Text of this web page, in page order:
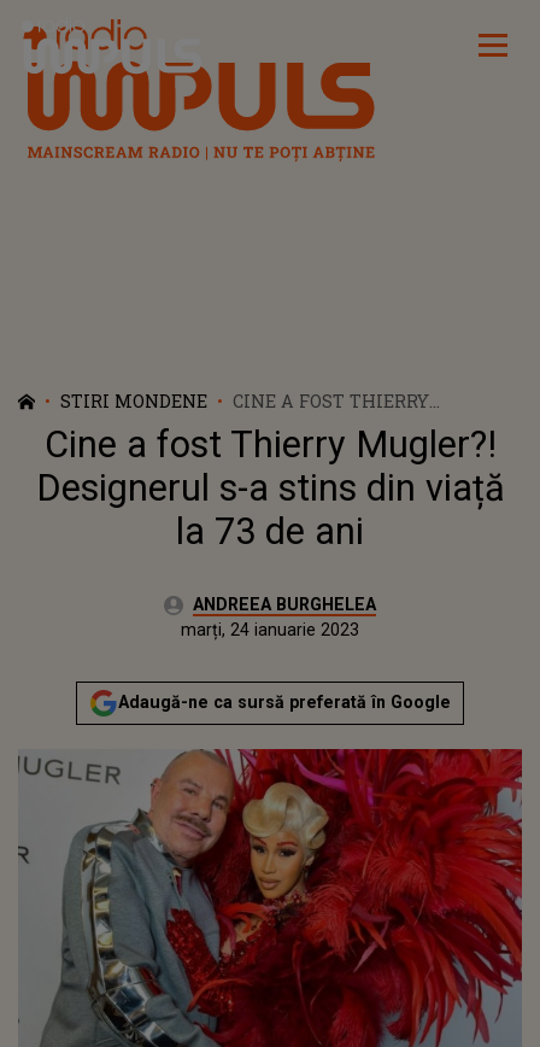
Radio Impuls
STIRI MONDENE
CINE A FOST THIERRY
MUGLER?! DESIGNERUL S-A
STINS DIN VIAȚĂ LA 73 DE ANI
Cine a fost Thierry Mugler?!
Designerul s-a stins din viață
la 73 de ani
Autor:ANDREEA BURGHELEA
Actualizat:
marți, 24 ianuarie 2023
Adaugă-ne ca sursă preferată în Google